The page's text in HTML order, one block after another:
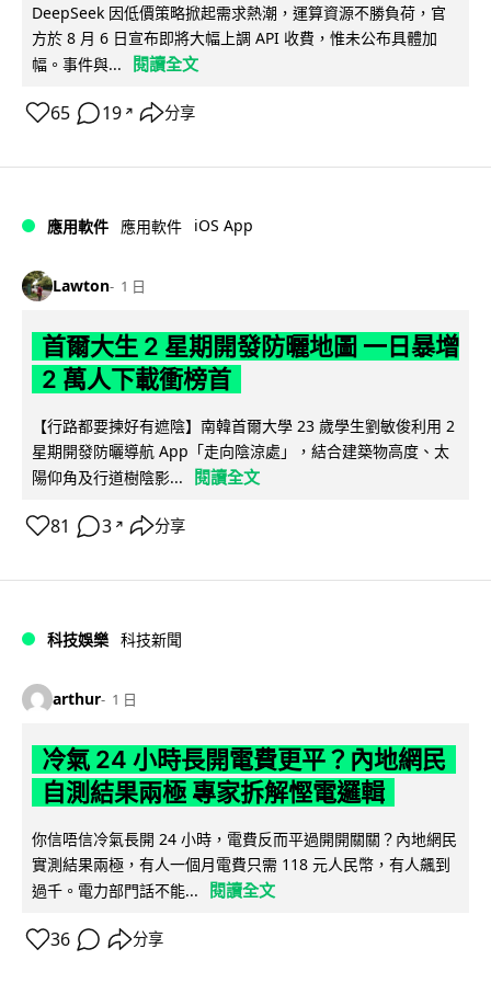
DeepSeek 因低價策略掀起需求熱潮，運算資源不勝負荷，官
方於 8 月 6 日宣布即將大幅上調 API 收費，惟未公布具體加
幅。事件與...
閱讀全文
65 19 ↗ 分享
應用軟件 應用軟件 iOS App
Lawton 1 日
首爾大生 2 星期開發防曬地圖 一日暴增
2 萬人下載衝榜首
【行路都要揀好有遮陰】南韓首爾大學 23 歲學生劉敏俊利用 2
星期開發防曬導航 App「走向陰涼處」，結合建築物高度、太
陽仰角及行道樹陰影...
閱讀全文
81 3 ↗ 分享
科技娛樂 科技新聞
arthur 1 日
冷氣 24 小時長開電費更平？內地網民
自測結果兩極 專家拆解慳電邏輯
你信唔信冷氣長開 24 小時，電費反而平過開開關關？內地網民
實測結果兩極，有人一個月電費只需 118 元人民幣，有人飆到
過千。電力部門話不能...
閱讀全文
36 分享